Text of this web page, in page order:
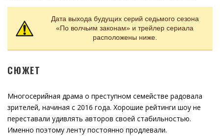
Дата выхода будущих серий седьмого сезона
«По волчьим законам» и трейлер сериала
расположены ниже.
СЮЖЕТ
Многосерийная драма о преступном семействе радовала
зрителей, начиная с 2016 года. Хорошие рейтинги шоу не
переставали удивлять авторов своей стабильностью.
Именно поэтому ленту постоянно продлевали.